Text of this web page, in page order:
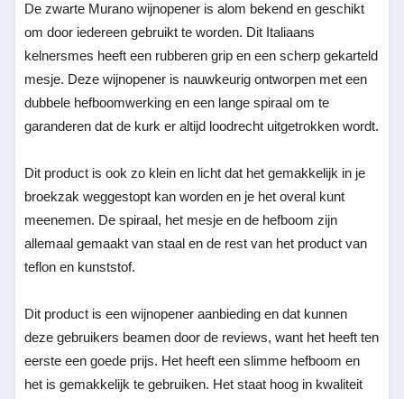
De zwarte Murano wijnopener is alom bekend en geschikt
om door iedereen gebruikt te worden. Dit Italiaans
kelnersmes heeft een rubberen grip en een scherp gekarteld
mesje. Deze wijnopener is nauwkeurig ontworpen met een
dubbele hefboomwerking en een lange spiraal om te
garanderen dat de kurk er altijd loodrecht uitgetrokken wordt.
Dit product is ook zo klein en licht dat het gemakkelijk in je
broekzak weggestopt kan worden en je het overal kunt
meenemen. De spiraal, het mesje en de hefboom zijn
allemaal gemaakt van staal en de rest van het product van
teflon en kunststof.
Dit product is een wijnopener aanbieding en dat kunnen
deze gebruikers beamen door de reviews, want het heeft ten
eerste een goede prijs. Het heeft een slimme hefboom en
het is gemakkelijk te gebruiken. Het staat hoog in kwaliteit